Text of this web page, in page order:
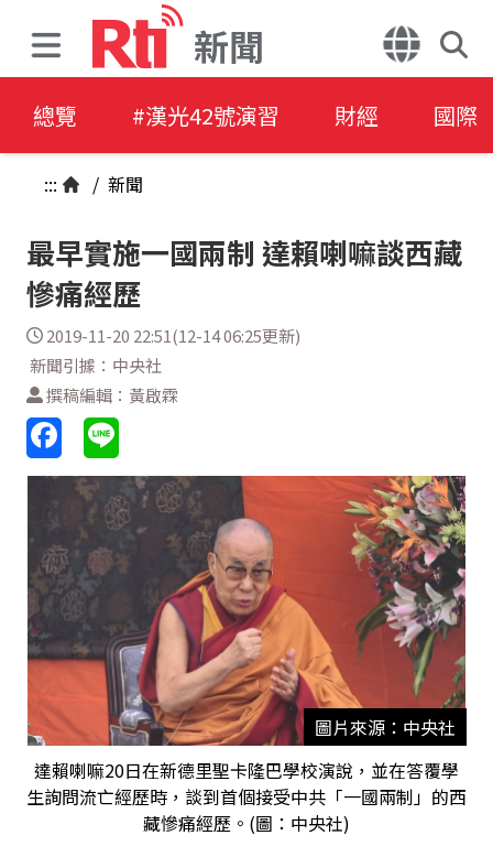
新聞
總覽 #漢光42號演習 財經 國際
::: / 新聞
最早實施一國兩制 達賴喇嘛談西藏
慘痛經歷
2019-11-20 22:51(12-14 06:25更新)
新聞引據：中央社
撰稿編輯：黃啟霖
圖片來源：中央社
達賴喇嘛20日在新德里聖卡隆巴學校演說，並在答覆學
生詢問流亡經歷時，談到首個接受中共「一國兩制」的西
藏慘痛經歷。(圖：中央社)